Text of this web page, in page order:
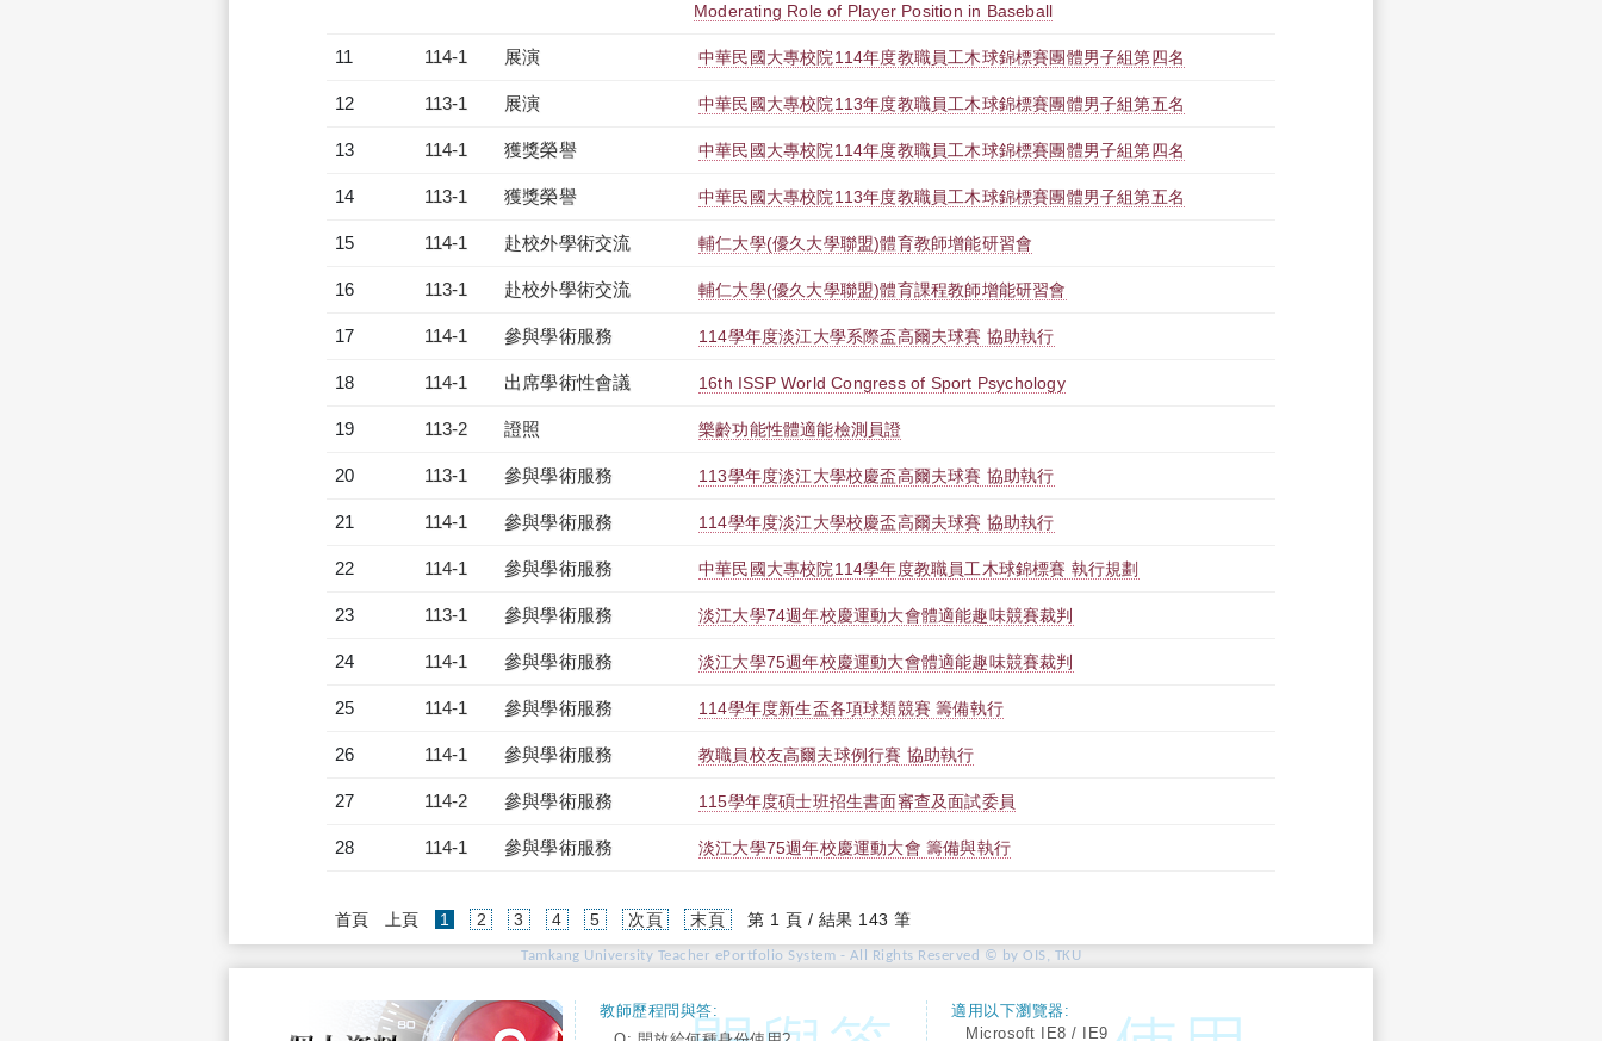
Moderating Role of Player Position in Baseball
11 114-1 展演 中華民國大專校院114年度教職員工木球錦標賽團體男子組第四名
12 113-1 展演 中華民國大專校院113年度教職員工木球錦標賽團體男子組第五名
13 114-1 獲獎榮譽 中華民國大專校院114年度教職員工木球錦標賽團體男子組第四名
14 113-1 獲獎榮譽 中華民國大專校院113年度教職員工木球錦標賽團體男子組第五名
15 114-1 赴校外學術交流 輔仁大學(優久大學聯盟)體育教師增能研習會
16 113-1 赴校外學術交流 輔仁大學(優久大學聯盟)體育課程教師增能研習會
17 114-1 參與學術服務 114學年度淡江大學系際盃高爾夫球賽 協助執行
18 114-1 出席學術性會議 16th ISSP World Congress of Sport Psychology
19 113-2 證照 樂齡功能性體適能檢測員證
20 113-1 參與學術服務 113學年度淡江大學校慶盃高爾夫球賽 協助執行
21 114-1 參與學術服務 114學年度淡江大學校慶盃高爾夫球賽 協助執行
22 114-1 參與學術服務 中華民國大專校院114學年度教職員工木球錦標賽 執行規劃
23 113-1 參與學術服務 淡江大學74週年校慶運動大會體適能趣味競賽裁判
24 114-1 參與學術服務 淡江大學75週年校慶運動大會體適能趣味競賽裁判
25 114-1 參與學術服務 114學年度新生盃各項球類競賽 籌備執行
26 114-1 參與學術服務 教職員校友高爾夫球例行賽 協助執行
27 114-2 參與學術服務 115學年度碩士班招生書面審查及面試委員
28 114-1 參與學術服務 淡江大學75週年校慶運動大會 籌備與執行
首頁 上頁 1 (current)
2 3 4 5 次頁 末頁 第 1 頁 / 結果 143 筆
Tamkang University Teacher ePortfolio System - All Rights Reserved © by OIS, TKU
教師歷程問與答:
適用以下瀏覽器:
Microsoft IE8 / IE9